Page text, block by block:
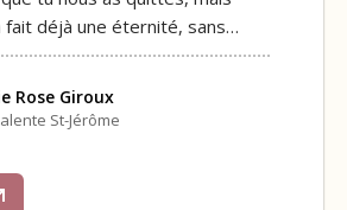
fait déjà une éternité, sans…
Rose Giroux
St-Jérôme